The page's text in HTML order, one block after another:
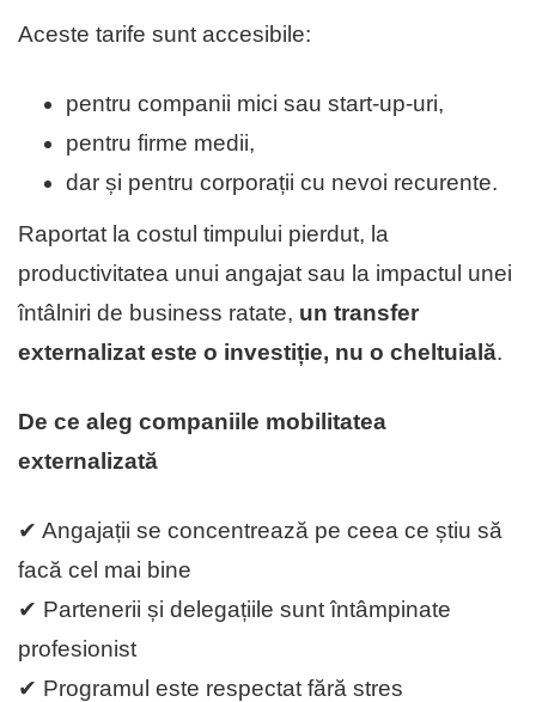
Aceste tarife sunt accesibile:
pentru companii mici sau start-up-uri,
pentru firme medii,
dar și pentru corporații cu nevoi recurente.
Raportat la costul timpului pierdut, la
productivitatea unui angajat sau la impactul unei
întâlniri de business ratate, un transfer
externalizat este o investiție, nu o cheltuială.
De ce aleg companiile mobilitatea
externalizată
✔ Angajații se concentrează pe ceea ce știu să
facă cel mai bine
✔ Partenerii și delegațiile sunt întâmpinate
profesionist
✔ Programul este respectat fără stres